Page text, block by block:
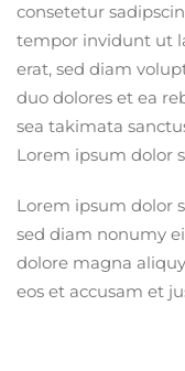
consetetur
tempor invidunt ut
erat, sed diam
duo dolores et ea
sea takimata
Lorem ipsum dolor
Lorem ipsum dolor
sed diam nonumy
dolore magna
eos et accusam et